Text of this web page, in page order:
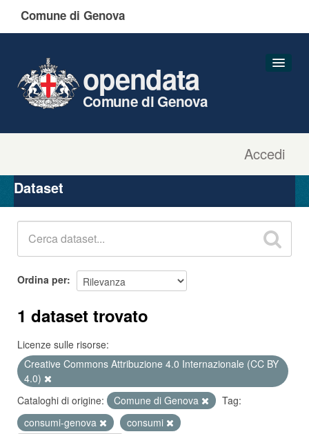
Comune di Genova
Accedi
opendata
Comune di Genova
Organizzazioni
Gruppi
Dataset
Ordina per
1 dataset trovato
Licenze sulle risorse:
Creative Commons Attribuzione 4.0 Internazionale (CC BY
4.0)
Cataloghi di origine:
Comune di Genova
Tag:
consumi-genova
consumi